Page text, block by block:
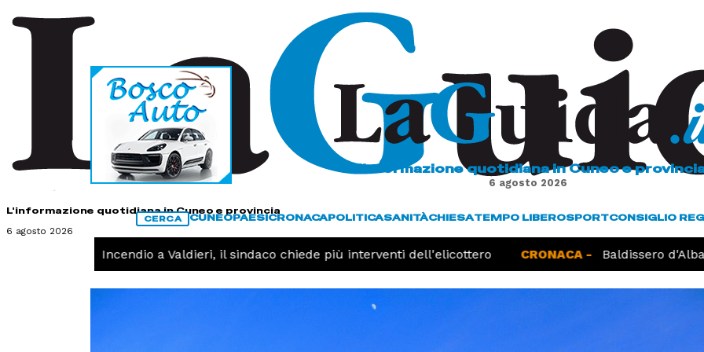
L'informazione quotidiana in Cuneo e provincia
6 agosto 2026
L'informazione quotidiana in Cuneo e
6 agosto 2026
CERCA CUNEOPAESICRONACAPOLITICASANITÀCHIESATEMPO LIBEROSPORTCONSIGLIO
Incendio a Valdieri, il sindaco chiede più interventi dell'elicottero CRONACA - Baldissero d'Alba,